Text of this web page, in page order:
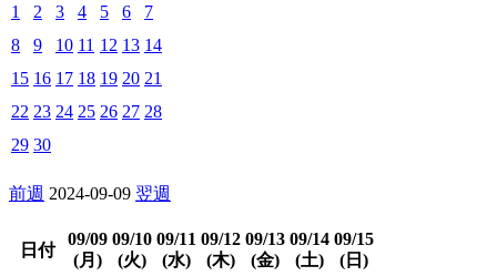
1
2 3 4 5 6
7
8
9 10 11 12 13 14
15 16 17 18 19 20 21
22 23 24 25 26 27 28
29 30
前週 2024-09-09 翌週
日付
09/09
(月)
09/10
(火)
09/11
(水)
09/12
(木)
09/13
(金)
09/14
(土)
09/15
(日)